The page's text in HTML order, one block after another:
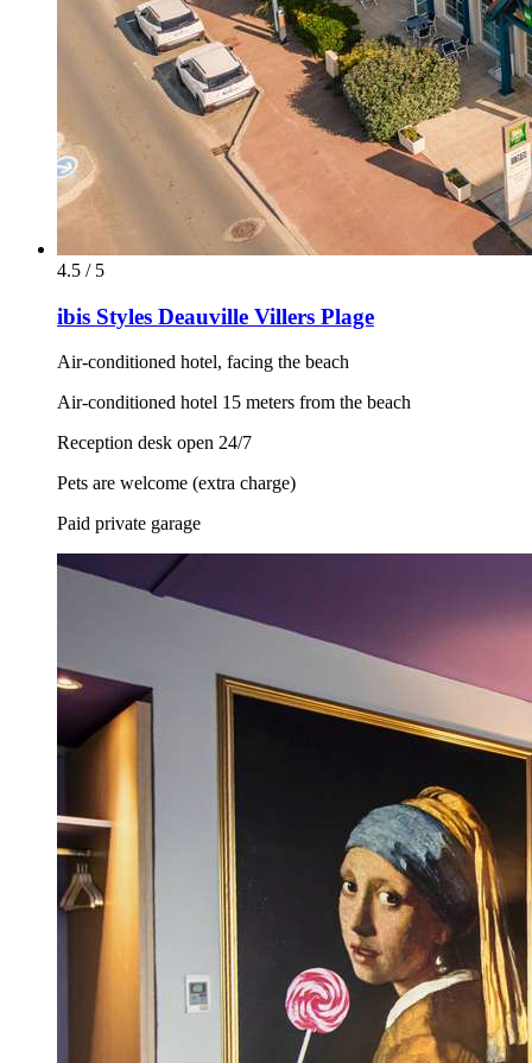
4.5 / 5
ibis Styles Deauville Villers Plage
Air-conditioned hotel, facing the beach
Air-conditioned hotel 15 meters from the beach
Reception desk open 24/7
Pets are welcome (extra charge)
Paid private garage